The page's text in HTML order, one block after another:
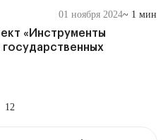
01 ноября 2024~ 1 мин
«Инструменты
1 2